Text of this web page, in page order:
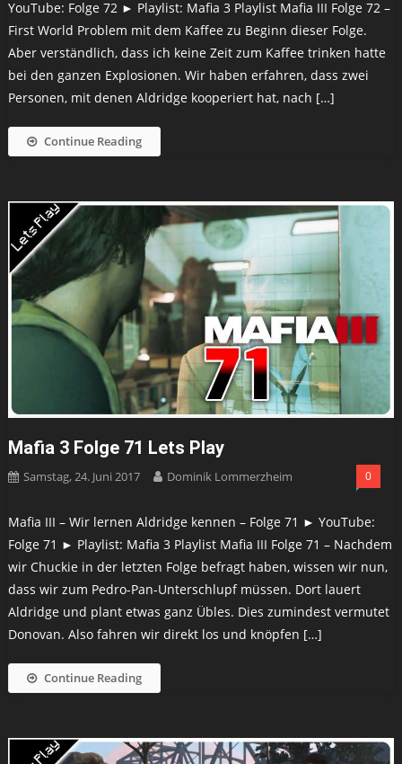
YouTube: Folge 72 ► Playlist: Mafia 3 Playlist Mafia III Folge 72 –
First World Problem mit dem Kaffee zu Beginn dieser Folge.
Aber verständlich, dass ich keine Zeit zum Kaffee trinken hatte
bei den ganzen Explosionen. Wir haben erfahren, dass zwei
Personen, mit denen Aldridge kooperiert hat, nach […]
Continue Reading
Mafia 3 Folge 71 Lets Play
Samstag, 24. Juni 2017 Dominik Lommerzheim 0
Mafia III – Wir lernen Aldridge kennen – Folge 71 ► YouTube:
Folge 71 ► Playlist: Mafia 3 Playlist Mafia III Folge 71 – Nachdem
wir Chuckie in der letzten Folge befragt haben, wissen wir nun,
dass wir zum Pedro-Pan-Unterschlupf müssen. Dort lauert
Aldridge und plant etwas ganz Übles. Dies zumindest vermutet
Donovan. Also fahren wir direkt los und knöpfen […]
Continue Reading